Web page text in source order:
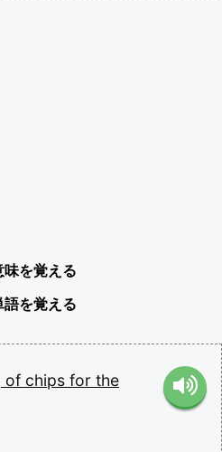
味を覚える
語を覚える
of chips for the